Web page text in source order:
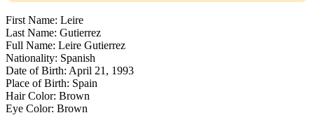
First Name: Leire
Last Name: Gutierrez
Full Name: Leire Gutierrez
Nationality: Spanish
Date of Birth: April 21, 1993
Place of Birth: Spain
Hair Color: Brown
Eye Color: Brown